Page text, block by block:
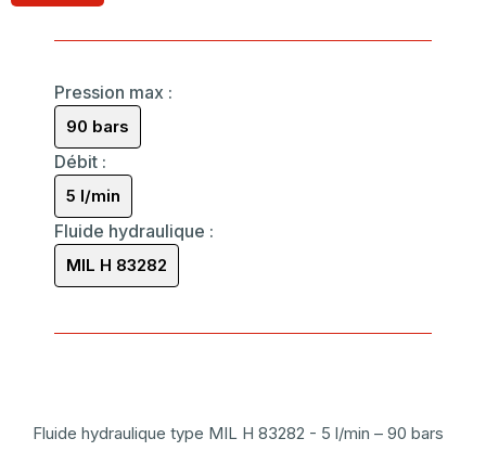
Pression max :
90 bars
Débit :
5 l/min
Fluide hydraulique :
MIL H 83282
Fluide hydraulique type MIL H 83282 - 5 l/min – 90 bars